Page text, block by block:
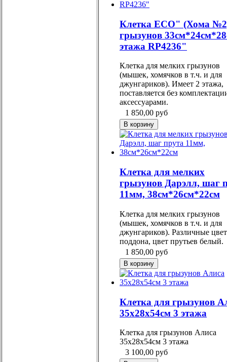
Клетка ECO" (Хома
грызунов
этажа RP4236"
Клетка для мелких грызунов
(мышек, хомячков в т.ч. и для
джунгариков). Имеет 2 этажа,
поставляется без
аксессуарами.
1 850,00 руб
Клетка для мелких
грызунов Дарэлл, шаг
11мм, 38см*26см*22см
Клетка для мелких грызунов
(мышек, хомячков в т.ч. и для
джунгариков). Различные
поддона, цвет прутьев белый.
1 850,00 руб
Клетка для грызунов
35х28х54см 3 этажа
Клетка для грызунов Алиса
35х28х54см 3 этажа
3 100,00 руб